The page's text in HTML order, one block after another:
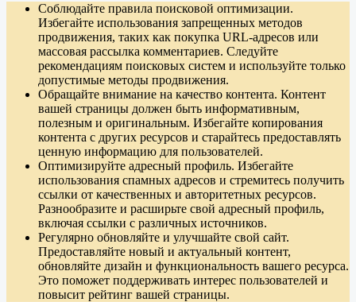
Соблюдайте правила поисковой оптимизации.
Избегайте использования запрещенных методов
продвижения, таких как покупка URL-адресов или
массовая рассылка комментариев. Следуйте
рекомендациям поисковых систем и используйте только
допустимые методы продвижения.
Обращайте внимание на качество контента. Контент
вашей страницы должен быть информативным,
полезным и оригинальным. Избегайте копирования
контента с других ресурсов и старайтесь предоставлять
ценную информацию для пользователей.
Оптимизируйте адресный профиль. Избегайте
использования спамных адресов и стремитесь получить
ссылки от качественных и авторитетных ресурсов.
Разнообразите и расширьте свой адресный профиль,
включая ссылки с различных источников.
Регулярно обновляйте и улучшайте свой сайт.
Предоставляйте новый и актуальный контент,
обновляйте дизайн и функциональность вашего ресурса.
Это поможет поддерживать интерес пользователей и
повысит рейтинг вашей страницы.